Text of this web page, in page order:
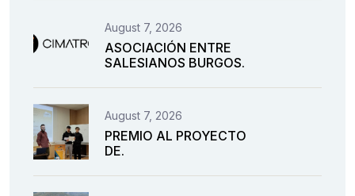
August 7, 2026
ASOCIACIÓN ENTRE
SALESIANOS BURGOS.
August 7, 2026
PREMIO AL PROYECTO
DE.